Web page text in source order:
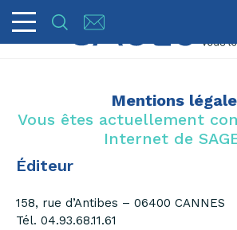
Mentions
Vous êtes actuellement
Internet de
Éditeur
158, rue d’Antibes – 06400 CANNES
Tél. 04.93.68.11.61